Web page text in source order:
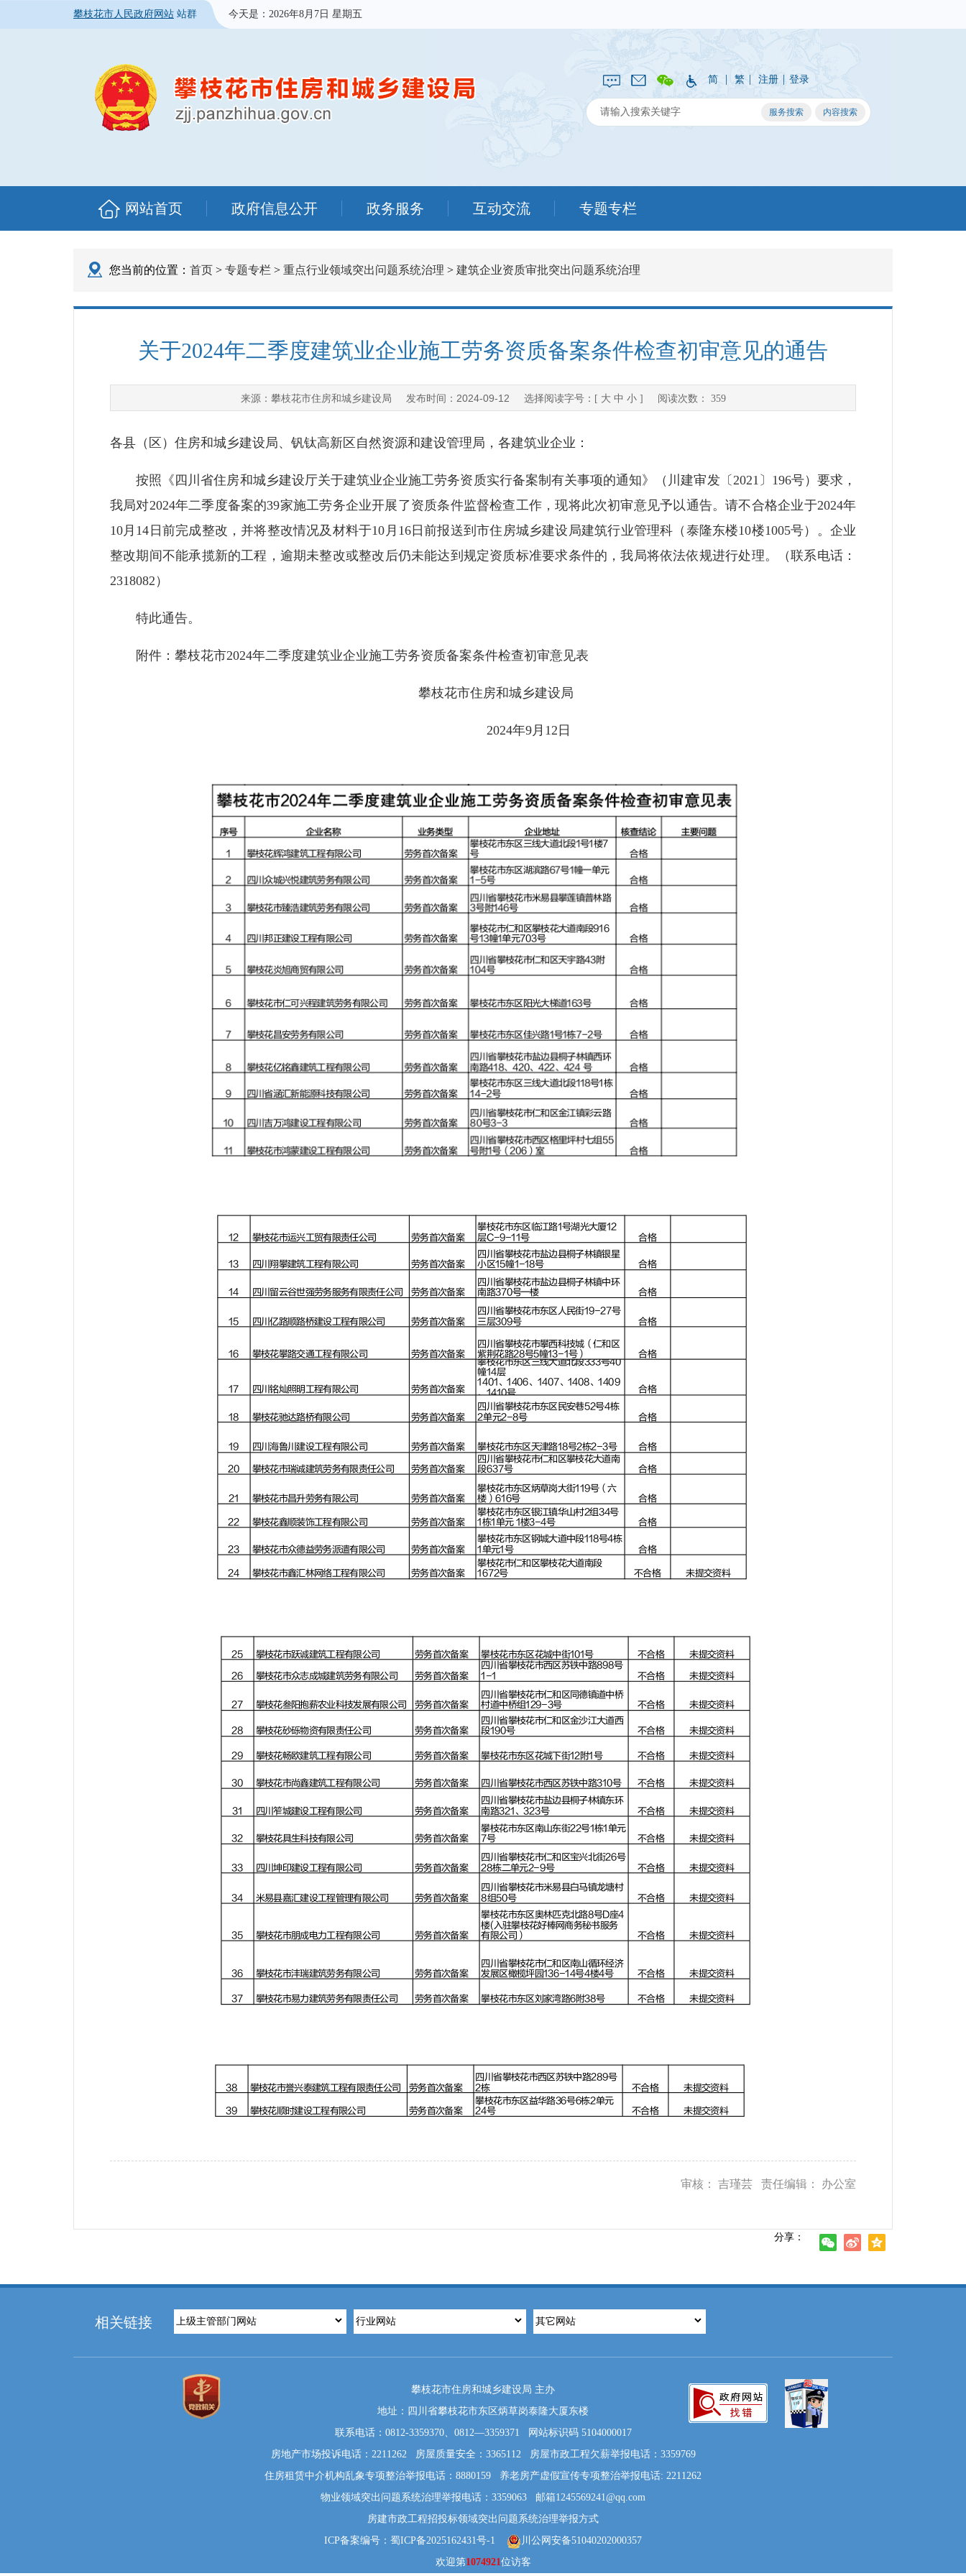
攀枝花市人民政府网站 站群 今天是： 2026年8月7日 星期五
简 | 繁 | 注册 | 登录
网站首页 政府信息公开 政务服务 互动交流 专题专栏
您当前的位置： 首页 > 专题专栏 > 重点行业领域突出问题系统治理 > 建筑企业资质审批突出问题系统治理
关于2024年二季度建筑业企业施工劳务资质备案条件检查初审意见的通告
来源： 攀枝花市住房和城乡建设局 发布时间： 2024-09-12 选择阅读字号：[ 大 中 小] 阅读次数： 359
各县（区）住房和城乡建设局、钒钛高新区自然资源和建设管理局，各建筑业企业：
按照《四川省住房和城乡建设厅关于建筑业企业施工劳务资质实行备案制有关事项的通知》（川建审发〔2021〕196号）要求，
我局对2024年二季度备案的39家施工劳务企业开展了资质条件监督检查工作，现将此次初审意见予以通告。请不合格企业于2024年
10月14日前完成整改，并将整改情况及材料于10月16日前报送到市住房城乡建设局建筑行业管理科（泰隆东楼10楼1005号）。企业
整改期间不能承揽新的工程，逾期未整改或整改后仍未能达到规定资质标准要求条件的，我局将依法依规进行处理。（联系电话：
2318082）
特此通告。
附件：攀枝花市2024年二季度建筑业企业施工劳务资质备案条件检查初审意见表
攀枝花市住房和城乡建设局
2024年9月12日
审核： 吉瑾芸 责任编辑： 办公室
分享：
相关链接
攀枝花市住房和城乡建设局 主办
地址：四川省攀枝花市东区炳草岗泰隆大厦东楼
联系电话：0812-3359370、0812—3359371 网站标识码 5104000017
房地产市场投诉电话：2211262 房屋质量安全：3365112 房屋市政工程欠薪举报电话：3359769
住房租赁中介机构乱象专项整治举报电话：8880159 养老房产虚假宣传专项整治举报电话: 2211262
物业领域突出问题系统治理举报电话：3359063 邮箱1245569241@qq.com
房建市政工程招投标领域突出问题系统治理举报方式
ICP备案编号：蜀ICP备2025162431号-1
川公网安备51040202000357
欢迎第1074921 位访客